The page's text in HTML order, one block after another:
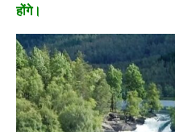
होंगे।